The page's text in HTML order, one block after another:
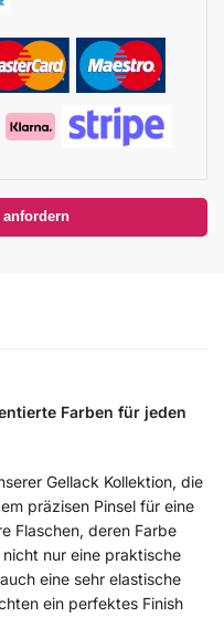
anfordern
Farben für jeden
Gellack Kollektion, die
präzisen Pinsel für eine
Flaschen, deren Farbe
nur eine praktische
eine sehr elastische
ein perfektes Finish